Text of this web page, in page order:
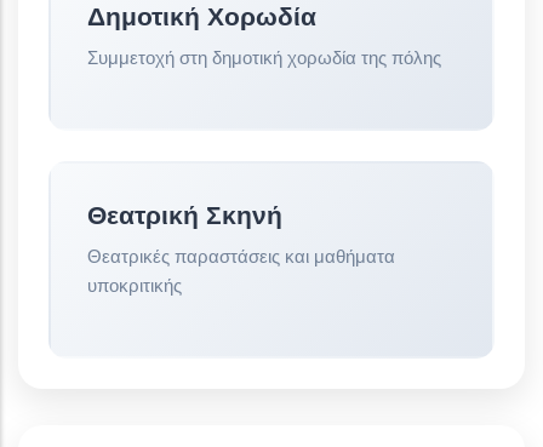
Δημοτική Χορωδία
Συμμετοχή στη δημοτική χορωδία της πόλης
Θεατρική Σκηνή
Θεατρικές παραστάσεις και μαθήματα
υποκριτικής